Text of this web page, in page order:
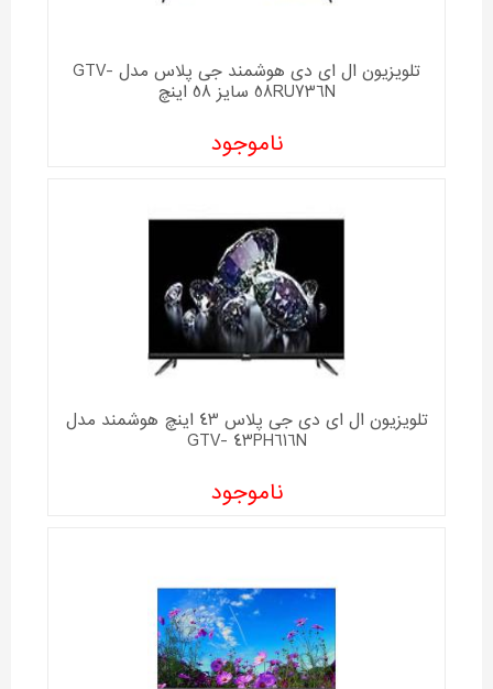
تلویزیون ال ای دی هوشمند جی پلاس مدل GTV-
58RU736N سایز 58 اینچ
ناموجود
تلویزیون ال ای دی جی پلاس 43 اینچ هوشمند مدل
GTV- 43PH616N
ناموجود